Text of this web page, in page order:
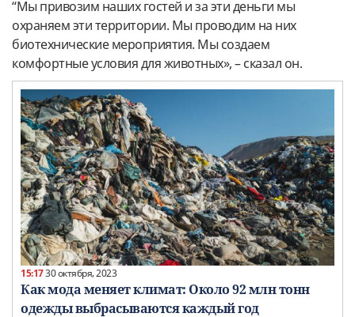
“Мы привозим наших гостей и за эти деньги мы
охраняем эти территории. Мы проводим на них
биотехнические мероприятия. Мы создаем
комфортные условия для животных», – сказал он.
15:1730 октября, 2023
Как мода меняет климат: Около 92 млн тонн
одежды выбрасываются каждый год